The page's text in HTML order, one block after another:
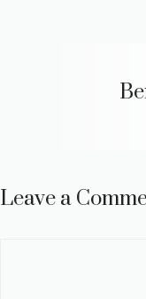
Leave a